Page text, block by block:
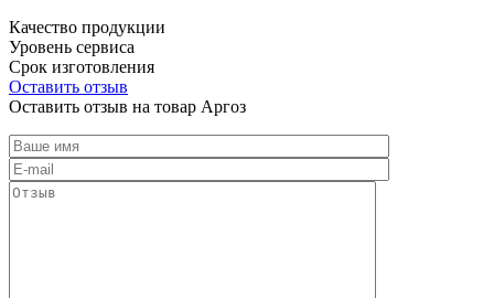
Качество продукции
Уровень сервиса
Срок изготовления
Оставить отзыв
Оставить отзыв на товар Аргоз